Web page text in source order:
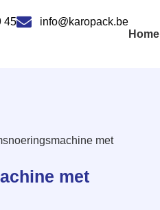
45
info@karopack.be
Home
met
met